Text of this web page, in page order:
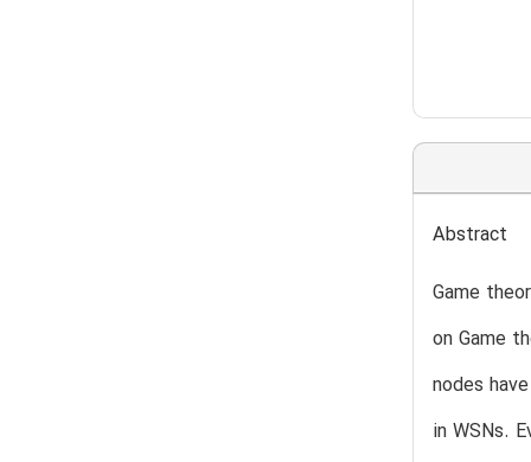
Abstract
Game
on Game
nodes
in WSNs.